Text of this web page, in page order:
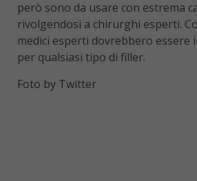
però sono da usare con estrema
rivolgendosi a chirurghi esperti.
medici esperti dovrebbero essere
per qualsiasi tipo di filler.
Foto by Twitter